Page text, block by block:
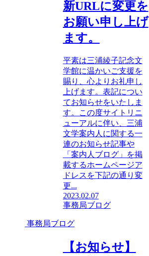
新URLに変更を
お願い申し上げ
ます。
平素は三浦綾子記念文
学館に温かいご支援を
賜り、心よりお礼申し
上げます。表記につい
てお知らせをいたしま
す。この度サイトリニ
ューアルに伴い、三浦
文学案内人に関する一
連のお知らせ記事や
「案内人ブログ」を掲
載するホームページア
ドレスを下記の通り変
更...
2023.02.07
事務局ブログ
事務局ブログ
【お知らせ】